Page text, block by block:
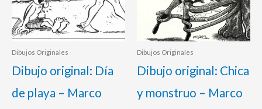
Dibujos Originales
Dibujo original: Día
de playa – Marco
Dibujos Originales
Dibujo original: Chica
y monstruo – Marco